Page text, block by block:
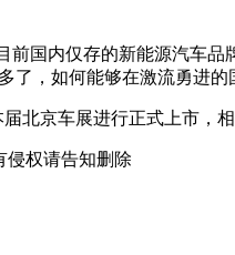
前国内仅存的新能源汽车
了，如何能够在激流勇进
北京车展进行正式上市，
侵权请告知删除